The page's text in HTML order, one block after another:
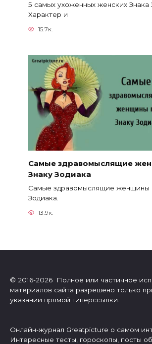
5 самых ухоженных женских Знака
Характер и
15.7к.
Самые здравомыслящие
Знаку Зодиака
Самые здравомыслящие женщины
Зодиака.
13.9к.
© 2016-2026 Полное или частичное
материалов сайта разрешено только
указании прямой гиперссылки.
Онлайн-журнал Greatpicture о самом
Интересные тесты, гороскопы, посты